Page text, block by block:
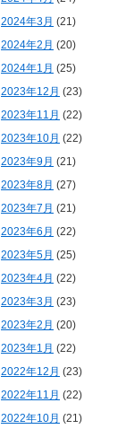
2024年3月 (21)
2024年2月 (20)
2024年1月 (25)
2023年12月 (23)
2023年11月 (22)
2023年10月 (22)
2023年9月 (21)
2023年8月 (27)
2023年7月 (21)
2023年6月 (22)
2023年5月 (25)
2023年4月 (22)
2023年3月 (23)
2023年2月 (20)
2023年1月 (22)
2022年12月 (23)
2022年11月 (22)
2022年10月 (21)